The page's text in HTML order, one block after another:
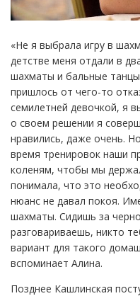
«Не я выбрала игру в
детстве меня отдали в
шахматы и бальные
пришлось от чего-то
семилетней девочкой, я
о своем решении я
нравились, даже очень.
время тренировок наши
коленям, чтобы мы
понимала, что это
нюанс не давал покоя.
шахматы. Сидишь за
разговариваешь, никто
вариант для такого
вспоминает Алина.
Позднее Кашлинская